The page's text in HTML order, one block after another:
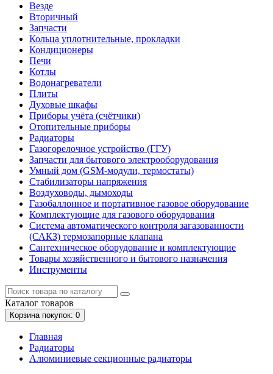
Везде
Вторичный
Запчасти
Кольца уплотнительные, прокладки
Кондиционеры
Печи
Котлы
Водонагреватели
Плиты
Духовые шкафы
Приборы учёта (счётчики)
Отопительные приборы
Радиаторы
Газогорелочное устройство (ГГУ)
Запчасти для бытового электрооборудования
Умный дом (GSM-модули, термостаты)
Cтабилизаторы напряжения
Воздуховоды, дымоходы
Газобаллонное и портативное газовое оборудование
Комплектующие для газового оборудования
Система автоматического контроля загазованности
(САКЗ) термозапорные клапана
Сантехническое оборудование и комплектующие
Товары хозяйственного и бытового назначения
Инструменты
Каталог товаров
Корзинапокупок: 0
Главная
Радиаторы
Алюминиевые секционные радиаторы